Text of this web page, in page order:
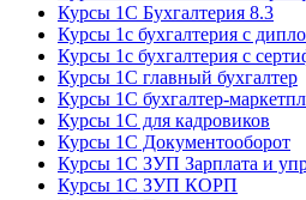
Курсы 1С Бухгалтерия 8.3
Курсы 1с бухгалтерия с
Курсы 1с бухгалтерия с
Курсы 1С главный бухгалтер
Курсы 1С бухгалтер-
Курсы 1С для кадровиков
Курсы 1С Документооборот
Курсы 1С ЗУП Зарплата и
Курсы 1С ЗУП КОРП